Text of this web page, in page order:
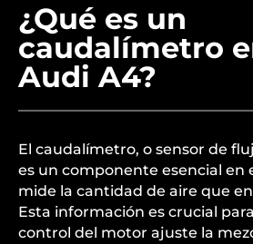
¿Qué es un
caudalímetro
Audi A4?
El caudalímetro, o sensor de
es un componente esencial en
mide la cantidad de aire que
Esta información es crucial
control del motor ajuste la